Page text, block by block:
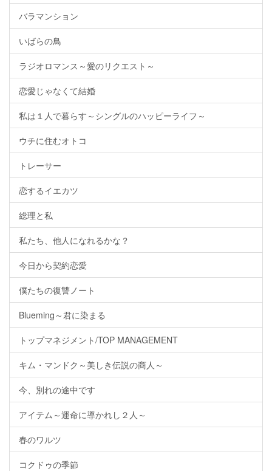
バラマンション
いばらの鳥
ラジオロマンス～愛のリクエスト～
恋愛じゃなくて結婚
私は１人で暮らす～シングルのハッピーライフ～
ウチに住むオトコ
トレーサー
恋するイエカツ
総理と私
私たち、他人になれるかな？
今日から契約恋愛
僕たちの復讐ノート
Blueming～君に染まる
トップマネジメント/TOP MANAGEMENT
キム・マンドク～美しき伝説の商人～
今、別れの途中です
アイテム～運命に導かれし２人～
春のワルツ
コクドゥの季節